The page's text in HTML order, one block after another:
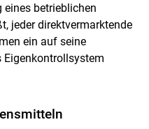
betrieblichen
jeder direktvermarktende
ein auf seine